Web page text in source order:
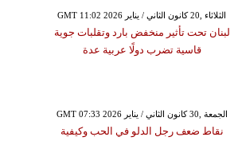
GMT 11:02 2026 الثلاثاء ,20 كانون الثاني / يناير
لبنان تحت تأثير منخفض بارد وتقلبات جوية
قاسية تضرب دولًا عربية عدة
GMT 07:33 2026 الجمعة ,30 كانون الثاني / يناير
نقاط ضعف رجل الدلو في الحب وكيفية